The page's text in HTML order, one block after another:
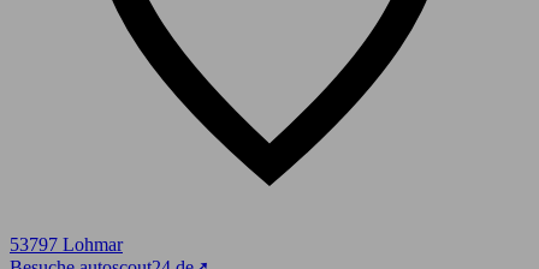
53797 Lohmar